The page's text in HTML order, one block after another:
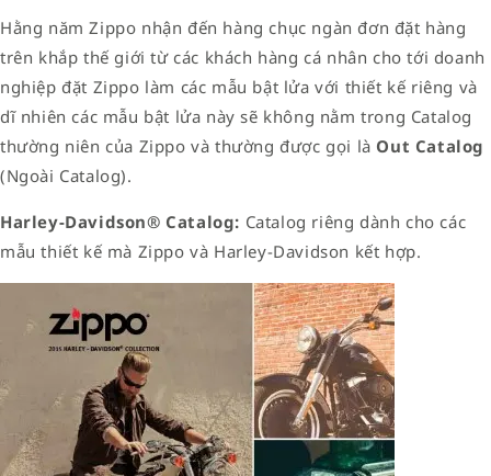
Hằng năm Zippo nhận đến hàng chục ngàn đơn đặt hàng
trên khắp thế giới từ các khách hàng cá nhân cho tới doanh
nghiệp đặt Zippo làm các mẫu bật lửa với thiết kế riêng và
dĩ nhiên các mẫu bật lửa này sẽ không nằm trong Catalog
thường niên của Zippo và thường được gọi là Out Catalog
(Ngoài Catalog).
Harley-Davidson® Catalog: Catalog riêng dành cho các
mẫu thiết kế mà Zippo và Harley-Davidson kết hợp.